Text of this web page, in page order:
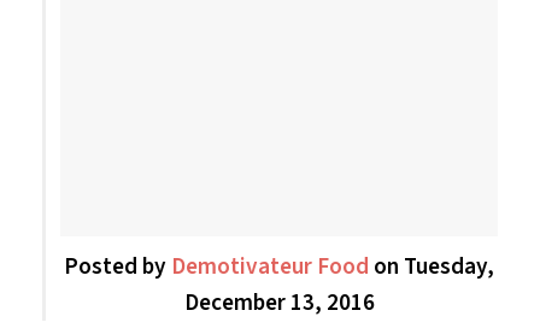
Posted by Demotivateur Food on Tuesday,
December 13, 2016